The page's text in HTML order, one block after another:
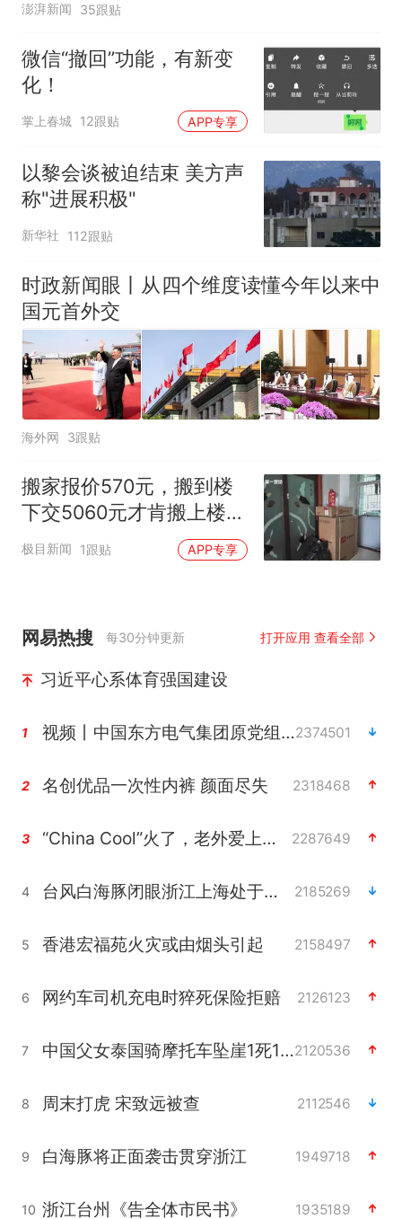
澎湃新闻 35跟贴
微信“撤回”功能，有新变
化！
掌上春城 12跟贴 APP专享
以黎会谈被迫结束 美方声
称"进展积极"
新华社 112跟贴
时政新闻眼丨从四个维度读懂今年以来中
国元首外交
海外网 3跟贴
搬家报价570元，搬到楼
下交5060元才肯搬上楼！
女子傻眼了
极目新闻 1跟贴 APP专享
网易热搜 每30分钟更新 打开应用 查看全部
习近平心系体育强国建设
1 视频丨中国东方电气集团原党组副书记、董事宋致远被查2374501
2 名创优品一次性内裤 颜面尽失 2318468
3 “China Cool”火了，老外爱上中国避暑游 2287649
4 台风白海豚闭眼浙江上海处于危险半圆 2185269
5 香港宏福苑火灾或由烟头引起 2158497
6 网约车司机充电时猝死保险拒赔 2126123
7 中国父女泰国骑摩托车坠崖1死1伤2120536
8 周末打虎 宋致远被查 2112546
9 白海豚将正面袭击贯穿浙江 1949718
10 浙江台州《告全体市民书》 1935189